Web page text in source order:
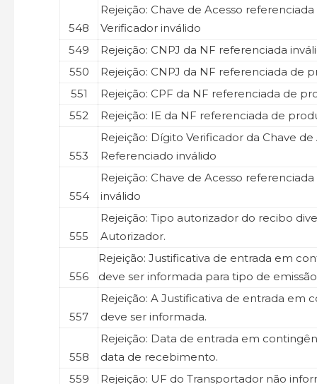
548
Rejeição: Chave de Acesso
Verificador inválido
549
Rejeição: CNPJ da NF referenciada
550
Rejeição: CNPJ da NF referenciada de
551
Rejeição: CPF da NF referenciada de
552
Rejeição: IE da NF referenciada de
553
Rejeição: Dígito Verificador da Chave de
Referenciado inválido
554
Rejeição: Chave de Acesso
inválido
555
Rejeição: Tipo autorizador do recibo
Autorizador.
556
Rejeição: Justificativa de entrada em
deve ser informada para tipo de
557
Rejeição: A Justificativa de entrada em
deve ser informada.
558
Rejeição: Data de entrada em
data de recebimento.
559
Rejeição: UF do Transportador não